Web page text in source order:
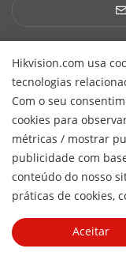
Hikvision.com usa
tecnologias
Com o seu
cookies para
métricas / mostrar
publicidade com
conteúdo do nosso
práticas de cookies,
Aceitar
Perguntas Frequentes
Garantia e Troca
Ltda. CNPJ/MF:
Hikvision Digital
Política de
Cookies
Cancelar